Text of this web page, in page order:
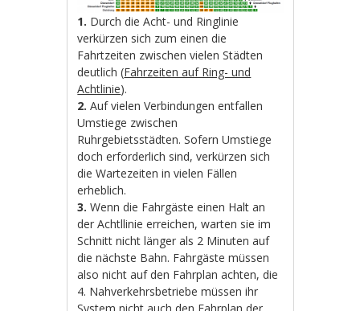
1. Durch die Acht- und Ringlinie
verkürzen sich zum einen die
Fahrtzeiten zwischen vielen Städten
deutlich (Fahrzeiten auf Ring- und
Achtlinie).
2.Auf vielen Verbindungen entfallen
Umstiege zwischen
Ruhrgebietsstädten. Sofern Umstiege
doch erforderlich sind, verkürzen sich
die Wartezeiten in vielen Fällen
erheblich.
3.Wenn die Fahrgäste einen Halt an
der Achtllinie erreichen, warten sie im
Schnitt nicht länger als 2 Minuten auf
die nächste Bahn. Fahrgäste müssen
also nicht auf den Fahrplan achten, die
4. Nahverkehrsbetriebe müssen ihr